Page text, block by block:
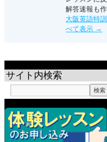
解答速報も
大阪英語特
べて表示 →
サイト内検索